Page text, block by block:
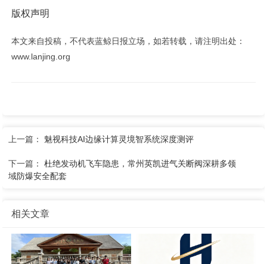
版权声明
本文来自投稿，不代表蓝鲸日报立场，如若转载，请注明出处：
www.lanjing.org
上一篇： 魅视科技AI边缘计算灵境智系统深度测评
下一篇：杜绝发动机飞车隐患，常州英凯进气关断阀深耕多领
域防爆安全配套
相关文章